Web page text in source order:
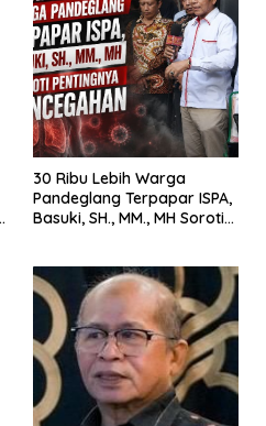
30 Ribu Lebih Warga
Pandeglang Terpapar ISPA,
Basuki, SH., MM., MH Soroti